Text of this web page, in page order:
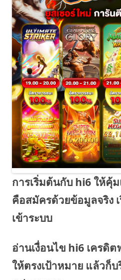
การเริ่มต้นกับ hi6 ให้คุ้
คือสมัครด้วยข้อมูลจริง
เข้าระบบ
อ่านเงื่อนไข hi6 เครดิต
ให้ตรงเป้าหมาย แล้วก็